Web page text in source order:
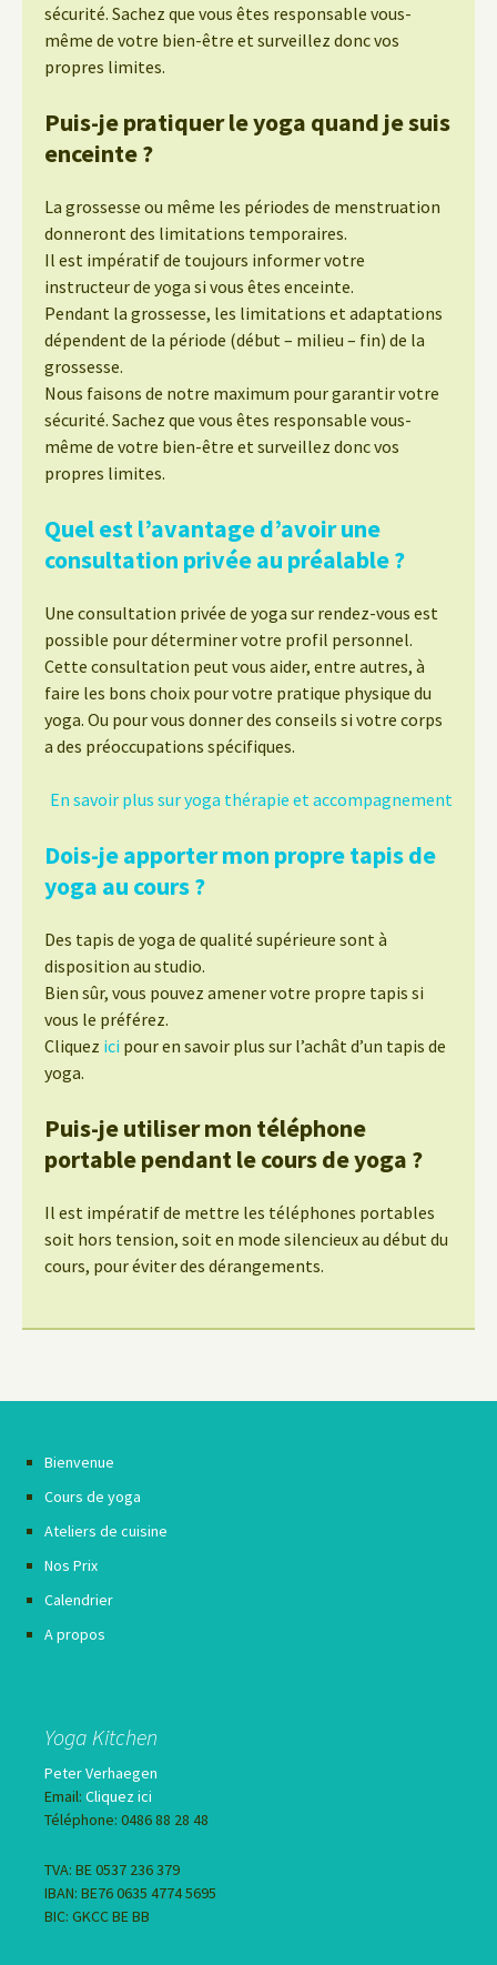
sécurité. Sachez que vous êtes responsable vous-
même de votre bien-être et surveillez donc vos
propres limites.
Puis-je pratiquer le yoga quand je suis
enceinte ?
La grossesse ou même les périodes de menstruation
donneront des limitations temporaires.
Il est impératif de toujours informer votre
instructeur de yoga si vous êtes enceinte.
Pendant la grossesse, les limitations et adaptations
dépendent de la période (début – milieu – fin) de la
grossesse.
Nous faisons de notre maximum pour garantir votre
sécurité. Sachez que vous êtes responsable vous-
même de votre bien-être et surveillez donc vos
propres limites.
Quel est l’avantage d’avoir une
consultation privée au préalable ?
Une consultation privée de yoga sur rendez-vous est
possible pour déterminer votre profil personnel.
Cette consultation peut vous aider, entre autres, à
faire les bons choix pour votre pratique physique du
yoga. Ou pour vous donner des conseils si votre corps
a des préoccupations spécifiques.
En savoir plus sur yoga thérapie et accompagnement
Dois-je apporter mon propre tapis de
yoga au cours ?
Des tapis de yoga de qualité supérieure sont à
disposition au studio.
Bien sûr, vous pouvez amener votre propre tapis si
vous le préférez.
Cliquez ici pour en savoir plus sur l’achât d’un tapis de
yoga.
Puis-je utiliser mon téléphone
portable pendant le cours de yoga ?
Il est impératif de mettre les téléphones portables
soit hors tension, soit en mode silencieux au début du
cours, pour éviter des dérangements.
Bienvenue
Cours de yoga
Ateliers de cuisine
Nos Prix
Calendrier
A propos
Yoga Kitchen
Peter Verhaegen
Email: Cliquez ici
Téléphone: 0486 88 28 48
TVA: BE 0537 236 379
IBAN: BE76 0635 4774 5695
BIC: GKCC BE BB